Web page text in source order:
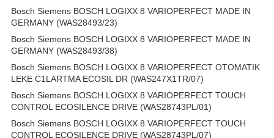
Bosch Siemens BOSCH LOGIXX 8 VARIOPERFECT MADE IN
GERMANY (WAS28493/23)
Bosch Siemens BOSCH LOGIXX 8 VARIOPERFECT MADE IN
GERMANY (WAS28493/38)
Bosch Siemens BOSCH LOGIXX 8 VARIOPERFECT OTOMATIK
LEKE C1LARTMA ECOSIL DR (WAS247X1TR/07)
Bosch Siemens BOSCH LOGIXX 8 VARIOPERFECT TOUCH
CONTROL ECOSILENCE DRIVE (WAS28743PL/01)
Bosch Siemens BOSCH LOGIXX 8 VARIOPERFECT TOUCH
CONTROL ECOSILENCE DRIVE (WAS28743PL/07)